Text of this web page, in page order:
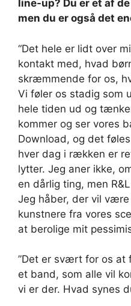
line-up? Du er et af
men du er også det
“Det hele er lidt over
kontakt med, hvad
skræmmende for os,
Vi føler os stadig som
hele tiden ud og
kommer og ser vores
Download, og det
hver dag i rækken er
lytter. Jeg aner ikke,
en dårlig ting, men
Jeg håber, der vil
kunstnere fra vores
at berolige mit
”Det er svært for os at
et band, som alle vil
​​vi er der. Hvad synes